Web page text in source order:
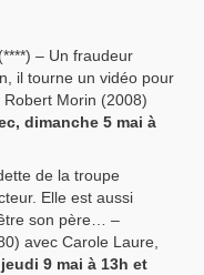
(****) – Un fraudeur
il tourne un vidéo pour
Morin (2008)
dimanche 5 mai à
de la troupe
Elle est aussi
son père… –
avec Carole Laure,
jeudi 9 mai à 13h et